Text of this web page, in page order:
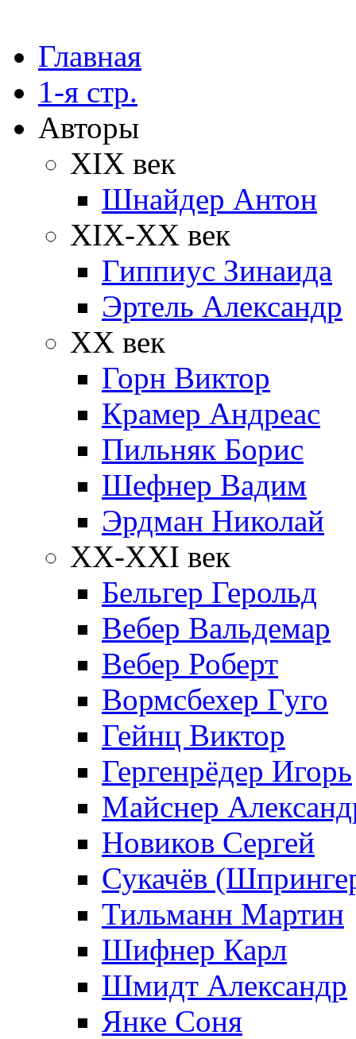
Главная
1-я стр.
Авторы
XIX век
Шнайдер Антон
XIX-XX век
Гиппиус Зинаида
Эртель Александр
XX век
Горн Виктор
Крамер Андреас
Пильняк Борис
Шефнер Вадим
Эрдман Николай
ХХ-XXI век
Бельгер Герольд
Вебер Вальдемар
Вебер Роберт
Вормсбехер Гуго
Гейнц Виктор
Гергенрёдер Игорь
Майснер
Новиков Сергей
Сукачёв
Тильманн Мартин
Шифнер Карл
Шмидт Александр
Янке Соня